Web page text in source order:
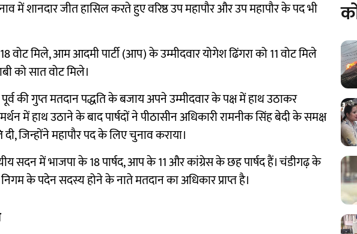
में शानदार जीत हासिल करते हुए वरिष्ठ उप महापौर और उप महापौर के पद भी
वोट मिले, आम आदमी पार्टी (आप) के उम्मीदवार योगेश ढिंगरा को 11 वोट मिले
को सात वोट मिले।
पूर्व की गुप्त मतदान पद्धति के बजाय अपने उम्मीदवार के पक्ष में हाथ उठाकर
में हाथ उठाने के बाद पार्षदों ने पीठासीन अधिकारी रामनीक सिंह बेदी के समक्ष
जिन्होंने महापौर पद के लिए चुनाव कराया।
सदन में भाजपा के 18 पार्षद, आप के 11 और कांग्रेस के छह पार्षद हैं। चंडीगढ़ के
के पदेन सदस्य होने के नाते मतदान का अधिकार प्राप्त है।